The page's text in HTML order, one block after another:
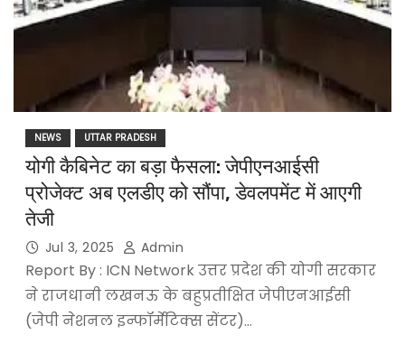
NEWS UTTAR PRADESH
योगी कैबिनेट का बड़ा फैसला: जेपीएनआईसी
प्रोजेक्ट अब एलडीए को सौंपा, डेवलपमेंट में आएगी
तेजी
Jul 3, 2025 Admin
Report By : ICN Network उत्तर प्रदेश की योगी सरकार
ने राजधानी लखनऊ के बहुप्रतीक्षित जेपीएनआईसी
(जेपी नेशनल इन्फॉर्मेटिक्स सेंटर)…